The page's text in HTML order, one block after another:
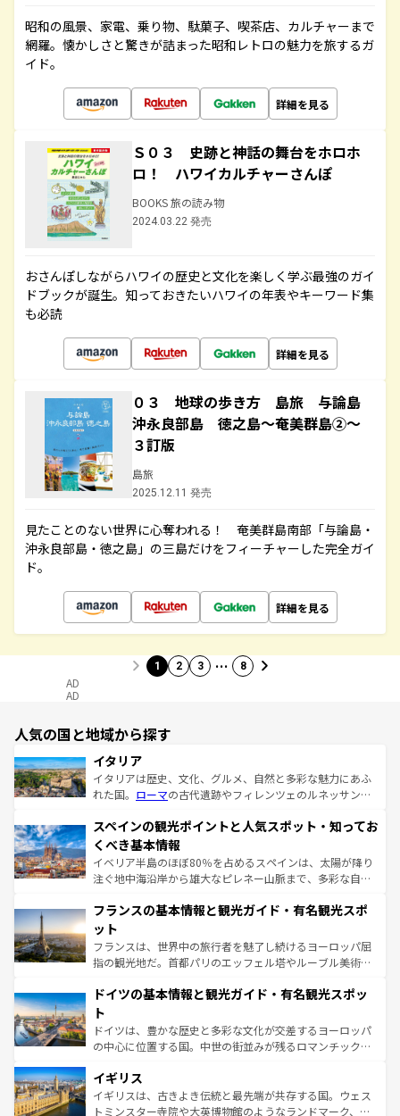
昭和の風景、家電、乗り物、駄菓子、喫茶店、カルチャーまで
網羅。懐かしさと驚きが詰まった昭和レトロの魅力を旅するガ
イド。
詳細を見る
Ｓ０３ 史跡と神話の舞台をホロホ
ロ！ ハワイカルチャーさんぽ
BOOKS 旅の読み物
2024.03.22 発売
おさんぽしながらハワイの歴史と文化を楽しく学ぶ最強のガイ
ドブックが誕生。知っておきたいハワイの年表やキーワード集
も必読
詳細を見る
０３ 地球の歩き方 島旅 与論島
沖永良部島 徳之島～奄美群島②～
３訂版
島旅
2025.12.11 発売
見たことのない世界に心奪われる！ 奄美群島南部「与論島・
沖永良部島・徳之島」の三島だけをフィーチャーした完全ガイ
ド。
詳細を見る
1 2 3 … 8
AD
AD
人気の国と地域から探す
イタリア
イタリアは歴史、文化、グルメ、自然と多彩な魅力にあふ
れた国。 ローマの古代遺跡やフィレンツェのルネッサンス
ろん、トスカーナの美しい田園風景やアマルフィ海岸の絶
景など、自然景観も見逃せない。観光の合間には、本場の
ピザやパスタなど、絶品のイタリア料理を堪能することも
できる。朝目覚めてから夜眠るまで、すべての瞬間を楽し
なお、新着のイタリア情報はコンテンツ一覧を参照してほ
しい。
スペインの観光ポイントと人気スポット・知ってお
くべき基本情報
イベリア半島のほぼ80％を占めるスペインは、太陽が降り
注ぐ地中海沿岸から雄大なピレネー山脈まで、多彩な自然
文化が根付くこの国では、情熱的なフラメンコ、熱気あふ
れる闘牛、そして美味しいタパスが生活の一部となってい
る。首都マドリードの洗練された雰囲気や、バルセロナの
アートに溢れた街角から、地方では古代ローマ遺跡や中世
せる。地方によって風土や気候が異なるスペインはその個
ンテンツ一覧 を参照してほしい。
フランスの基本情報と観光ガイド・有名観光スポ
ット
フランスは、世界中の旅行者を魅了し続けるヨーロッパ屈
指の観光地だ。首都パリのエッフェル塔やルーブル美術館
で、幅広い魅力が詰まっている。華麗な宮殿、歴史的な大
聖堂、美しいビーチ、そして豊かな自然が、訪れる者を心
から魅了する。また、フランスは美食の国としても知ら
れ、フランス料理はユネスコ無形文化遺産にも登録されて
香り高いラベンダー畑など、多彩な楽しみ方が可能だ。さ
らに、パリ以外の地域にも魅力が溢れており、どの街角に
も豊かな歴史と文化が息づいている。パリ以外の個性あふ
ドイツの基本情報と観光ガイド・有名観光スポッ
ト
ドイツは、豊かな歴史と多彩な文化が交差するヨーロッパ
の中心に位置する国。中世の街並みが残るロマンチック街
顔を持つこの国は、どこを歩いても飽きることがない。ベ
ルリンの文化的活気、バイエルン州のアルプスの絶景、そ
してライン川沿いのワイン畑といった風景は必見。ビール
イギリス
イギリスは、古きよき伝統と最先端が共存する国。ウェス
トミンスター寺院や大英博物館のようなランドマーク、歴